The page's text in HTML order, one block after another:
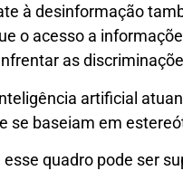
à desinformação
o acesso a
as
artificial
se baseiam em
quadro pode ser